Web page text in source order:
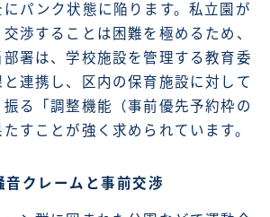
パンク状態に陥ります。私立園が
渉することは困難を極めるため、
署は、学校施設を管理する教育委
連携し、区内の保育施設に対して
る「調整機能（事前優先予約枠の
すことが強く求められています。
音クレームと事前交渉